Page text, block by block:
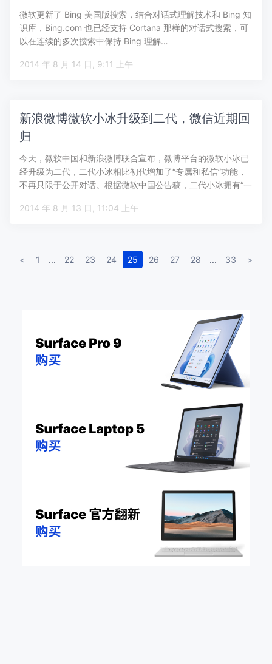
微软更新了 Bing 美国版搜索，结合对话式理解技术和 Bing 知
识库，Bing.com 也已经支持 Cortana 那样的对话式搜索，可
以在连续的多次搜索中保持 Bing 理解…
2014 年 8 月 14 日, 9:11 上午
新浪微博微软小冰升级到二代，微信近期回
归
今天，微软中国和新浪微博联合宣布，微博平台的微软小冰已
经升级为二代，二代小冰相比初代增加了“专属和私信”功能，
不再只限于公开对话。根据微软中国公告稿，二代小冰拥有“一
2014 年 8 月 13 日, 11:04 上午
< 1 ... 22 23 24 25 26 27 28 ... 33 >